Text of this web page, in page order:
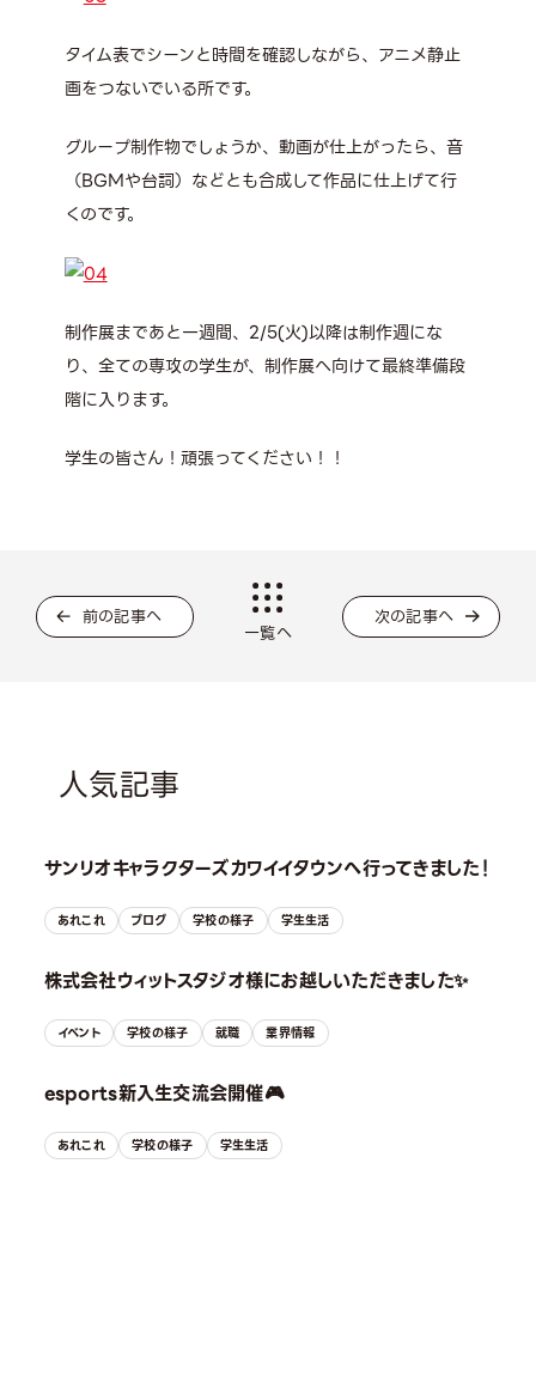
タイム表でシーンと時間を確認しながら、アニメ静止
画をつないでいる所です。
グループ制作物でしょうか、動画が仕上がったら、音
（BGMや台詞）などとも合成して作品に仕上げて行
くのです。
制作展まであと一週間、2/5(火)以降は制作週にな
り、全ての専攻の学生が、制作展へ向けて最終準備段
階に入ります。
学生の皆さん！頑張ってください！！
前の記事へ
一覧へ
次の記事へ
人気記事
サンリオキャラクターズカワイイタウンへ行ってきました！
あれこれ ブログ 学校の様子 学生生活
株式会社ウィットスタジオ様にお越しいただきました✨
イベント 学校の様子 就職 業界情報
esports新入生交流会開催🎮
あれこれ 学校の様子 学生生活